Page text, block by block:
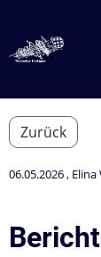
Zurück
06.05.2026,